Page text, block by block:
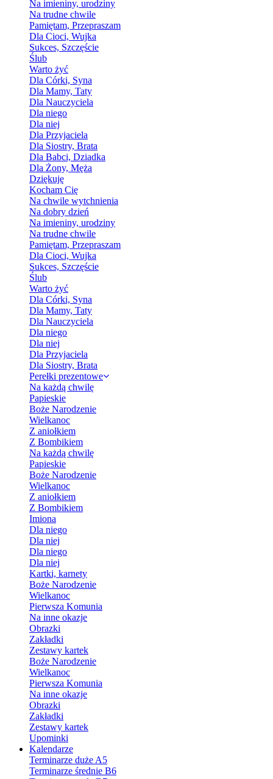
Na imieniny, urodziny
Na trudne chwile
Pamiętam, Przepraszam
Dla Cioci, Wujka
Sukces, Szczęście
Ślub
Warto żyć
Dla Córki, Syna
Dla Mamy, Taty
Dla Nauczyciela
Dla niego
Dla niej
Dla Przyjaciela
Dla Siostry, Brata
Dla Babci, Dziadka
Dla Żony, Męża
Dziękuję
Kocham Cię
Na chwile wytchnienia
Na dobry dzień
Na imieniny, urodziny
Na trudne chwile
Pamiętam, Przepraszam
Dla Cioci, Wujka
Sukces, Szczęście
Ślub
Warto żyć
Dla Córki, Syna
Dla Mamy, Taty
Dla Nauczyciela
Dla niego
Dla niej
Dla Przyjaciela
Dla Siostry, Brata
Perełki prezentowe
Na każdą chwilę
Papieskie
Boże Narodzenie
Wielkanoc
Z aniołkiem
Z Bombikiem
Na każdą chwilę
Papieskie
Boże Narodzenie
Wielkanoc
Z aniołkiem
Z Bombikiem
Imiona
Dla niego
Dla niej
Dla niego
Dla niej
Kartki, karnety
Boże Narodzenie
Wielkanoc
Pierwsza Komunia
Na inne okazje
Obrazki
Zakładki
Zestawy kartek
Boże Narodzenie
Wielkanoc
Pierwsza Komunia
Na inne okazje
Obrazki
Zakładki
Zestawy kartek
Upominki
Kalendarze
Terminarze duże A5
Terminarze średnie B6